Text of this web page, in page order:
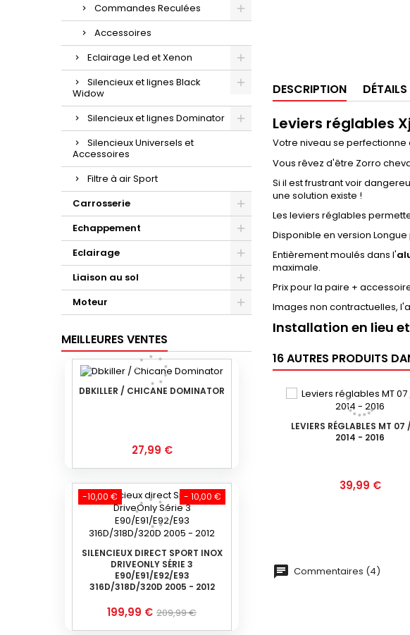
Commandes Reculées
Accessoires
Eclairage Led et Xenon
Silencieux et lignes Black
Widow
Silencieux et lignes Dominator
Silencieux Universels et
Accessoires
Filtre à air Sport
Carrosserie
Echappement
Eclairage
Liaison au sol
Moteur
MEILLEURES VENTES
DBKILLER / CHICANE DOMINATOR
Prix
27,99 €
- 10,00 €
-10,00 €
SILENCIEUX DIRECT SPORT INOX
DRIVEONLY SÉRIE 3
E90/E91/E92/E93
316D/318D/320D 2005 - 2012
Prix
199,99 € Prix
de
209,99 €
DESCRIPTION
Leviers réglables
Votre niveau se
Vous rêvez d'être Zorro
Si il est frustrant voir
une solution existe !
Les leviers réglables
Disponible en version
Entièrement moulés dans l'
maximale.
Prix pour la paire +
Images non contractuelles,
Installation en lieu
16 AUTRES PRODUITS
LEVIERS RÉGLABLES MT 07
2014 - 2016
Prix
39,99 €
Commentaires (4)